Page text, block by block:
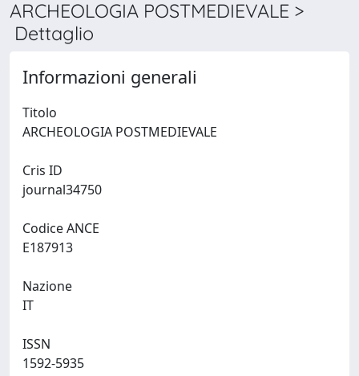
ARCHEOLOGIA POSTMEDIEVALE >
Dettaglio
Informazioni generali
Titolo
Cris ID
Codice ANCE
Nazione
ISSN